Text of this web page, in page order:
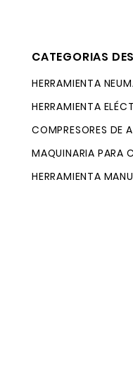
CATEGORIAS
HERRAMIENTA
HERRAMIENTA
COMPRESORES DE
MAQUINARIA PARA
HERRAMIENTA